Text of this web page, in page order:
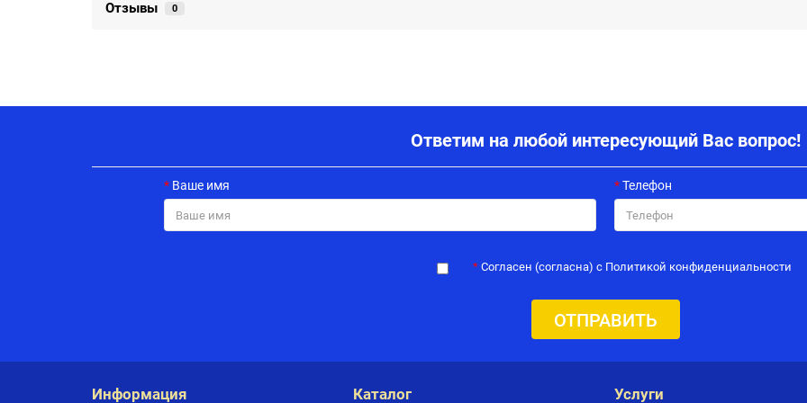
Отзывы 0
Ответим на любой интересующий Вас вопрос!
Ваше имя Телефон
Согласен (согласна) с Политикой конфиденциальности
ОТПРАВИТЬ
Информация Каталог Услуги